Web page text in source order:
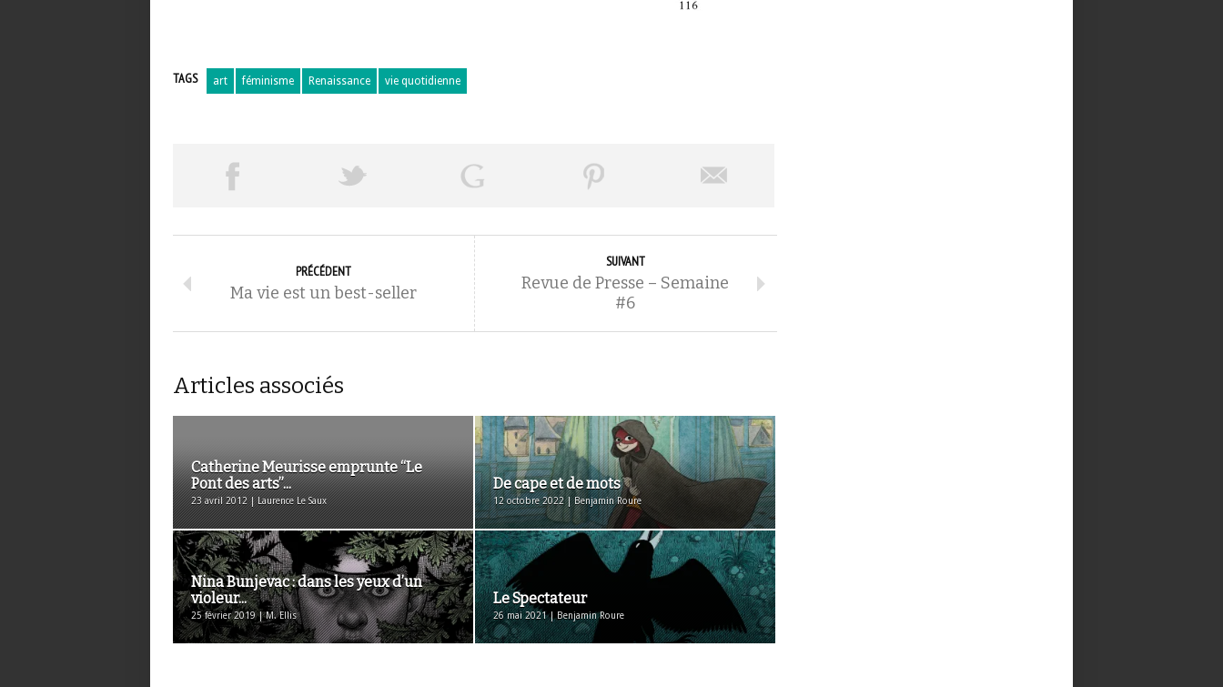
TAGS art féminisme Renaissance vie quotidienne
PRÉCÉDENT
Ma vie est un best-seller
SUIVANT
Revue de Presse – Semaine
#6
Articles associés
Catherine Meurisse emprunte “Le
Pont des arts”...
23 avril 2012 | Laurence Le Saux
De cape et de mots
12 octobre 2022 | Benjamin Roure
Nina Bunjevac : dans les yeux d’un
violeur...
25 février 2019 | M. Ellis
Le Spectateur
26 mai 2021 | Benjamin Roure